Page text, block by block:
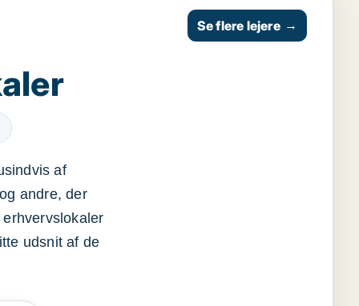
af
andre, der
udsnit af de
Se flere lejere →